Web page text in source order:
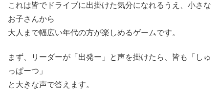
これは皆でドライブに出掛けた気分になれるうえ、小さな
お子さんから
大人まで幅広い年代の方が楽しめるゲームです。
まず、リーダーが「出発ー」と声を掛けたら、皆も「しゅ
っぱーつ」
と大きな声で答えます。